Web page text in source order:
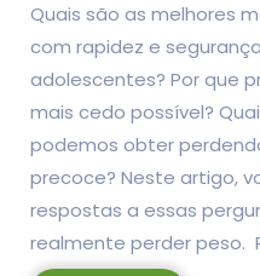
Quais são as melhores
com rapidez e
adolescentes? Por que
mais cedo possível?
podemos obter
precoce? Neste artigo,
respostas a essas
realmente perder peso.